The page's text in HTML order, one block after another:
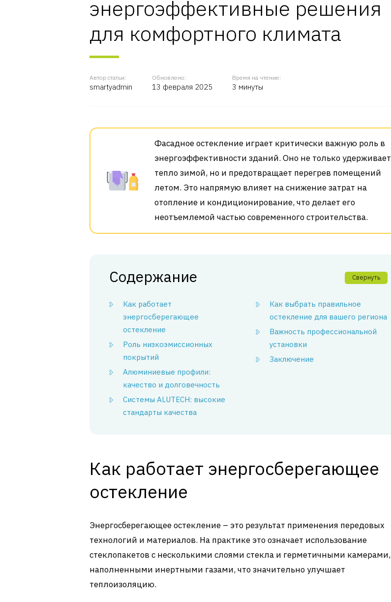
энергоэффективные решения
для комфортного климата
Автор статьи:
smartyadmin
Обновлено:
13 февраля 2025
Время на чтение:
3 минуты
Фасадное остекление играет критически важную роль в
энергоэффективности зданий. Оно не только удерживает
тепло зимой, но и предотвращает перегрев помещений
летом. Это напрямую влияет на снижение затрат на
отопление и кондиционирование, что делает его
неотъемлемой частью современного строительства.
Содержание Свернуть
Как работает
энергосберегающее
остекление
Роль низкоэмиссионных
покрытий
Алюминиевые профили:
качество и долговечность
Системы ALUTECH: высокие
стандарты качества
Как выбрать правильное
остекление для вашего региона
Важность профессиональной
установки
Заключение
Как работает энергосберегающее
остекление
Энергосберегающее остекление – это результат применения передовых
технологий и материалов. На практике это означает использование
стеклопакетов с несколькими слоями стекла и герметичными камерами,
наполненными инертными газами, что значительно улучшает
теплоизоляцию.